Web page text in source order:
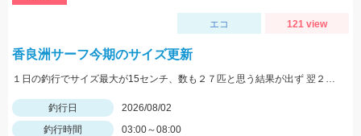
エコ 121 view
香良洲サーフ今期のサイズ更新
１日の釣行でサイズ最大が15センチ、数も２７匹と思う結果が出ず 翌２日に同じ時間、同じ場所でリベンジ。 いつもはエサは石ゴカイだけど今日はゴールドイソメを使ってみました。 夜暗い時間は石ゴカイよりも当たりも多く釣れる数も多かったですね。 7時の潮止まり頃に大きな当たりで蟹かな？と思いきや何と２２センチと、21センチのダブルでした。 今期のサイズ更新をしました。 その後、ワタリガニも釣れてリベンジ成功でした。 皆さん、記念写真は釣ったその場で撮影しましょうね。 家に帰ってからでは1センチほど縮んでしまいますからね。笑
釣行日
2026/08/02
釣行時間
03:00～08:00